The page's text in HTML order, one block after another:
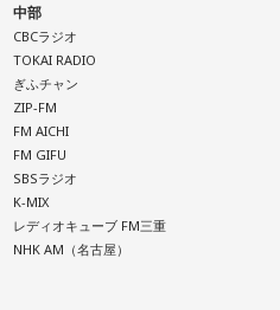
場所」を尋ねられると、迷わ
鏡をつけて海に潜り、「音を
を勝手に水が演出してくれ
中から見上げる水面には「太
イン」が広がり、「365日飽
すよ、自然が」と、その美し
け、「『美しくいてくれてあ
くなります」と、故郷への深
分の人生を自分で演出してい
い」と許可を出すことで魅力
きなことを表現してみて。夜
未来を想像してみましょう。
のヒントが隠れていそう。損
ものを大切にしてみてくださ
につながるかも。夜は好きな
来をイメージしてね。
中部
CBCラジオ
TOKAI RADIO
ぎふチャン
ZIP-FM
FM AICHI
FM GIFU
SBSラジオ
K-MIX
レディオキューブ FM三重
NHK AM（名古屋）